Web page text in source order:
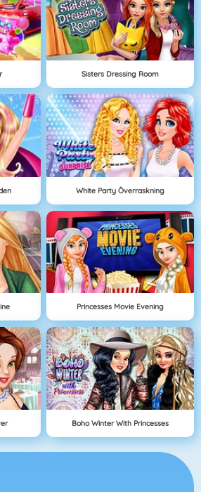
Sisters Dressing Room
White Party Överraskning
Princesses Movie Evening
Boho Winter With Princesses